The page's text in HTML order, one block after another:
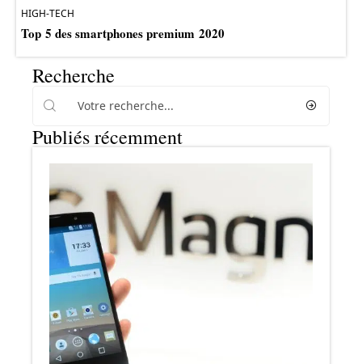
HIGH-TECH
Top 5 des smartphones premium 2020
Recherche
Publiés récemment